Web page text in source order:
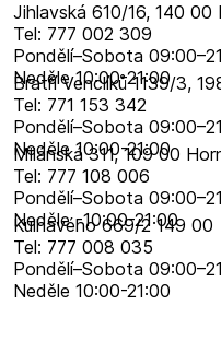
Jihlavská 610/16, 140 00
Tel: 777 002 309
Pondělí–​Sobota
Neděle 10:00-21:00
Bratří Venclíků 1139/3,
Tel: 771 153 342
Pondělí–​Sobota
Neděle 10:00-21:00
Milánská 311, 109 00
Tel: 777 108 006
Pondělí–​Sobota
Neděle -10:00-21:00
Kulhavého 669/2 149 00
Tel: 777 008 035
Pondělí–​Sobota
Neděle 10:00-21:00